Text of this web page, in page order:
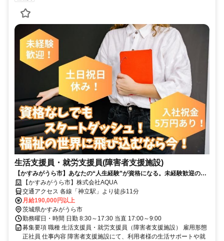
生活支援員・就労支援員(障害者支援施設)
【かすみがうら市】あなたの“人生経験”が資格になる。未経験歓迎の就
労支援員募集！入社後の資格取得OK
【かすみがうら市】株式会社AQUA
交通アクセス 各線「神立駅」より徒歩11分
月給190,000円以上
茨城県かすみがうら市
勤務曜日・時間 日勤 8:30～17:30 当直 17:00～9:00
募集要項 職種 生活支援員・就労支援員（障害者支援施設） 雇用形態
正社員 仕事内容 障害者支援施設にて、利用者様の生活サポートや就